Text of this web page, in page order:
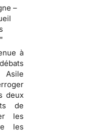
–
à
deux
de
les
les